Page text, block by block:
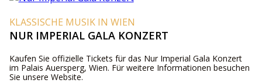
KLASSISCHE MUSIK IN WIEN
NUR IMPERIAL GALA KONZERT
Kaufen Sie offizielle Tickets für das Nur Imperial Gala Konzert
im Palais Auersperg, Wien. Für weitere Informationen besuchen
Sie unsere Website.